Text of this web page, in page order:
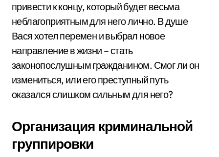
привести к концу, который будет весьма
неблагоприятным для него лично. В душе
Вася хотел перемен и выбрал новое
направление в жизни – стать
законопослушным гражданином. Смог ли он
измениться, или его преступный путь
оказался слишком сильным для него?
Организация криминальной
группировки